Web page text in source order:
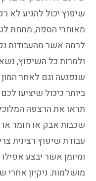
שיפוץ יכול להגיע לא
מאוחרי הספה, מתחת
לרמה אשר מהעבודות
ולמרות כל השיפוץ,
שנפגעה וגם לאחר המון
ביותר כיכול שיציעו
תראו את הרצפה
שכבות אבק או חומר
עבודת שיפוץ רצינית
ומיומן אשר יבצע
מושלמות. ניקיון אחרי